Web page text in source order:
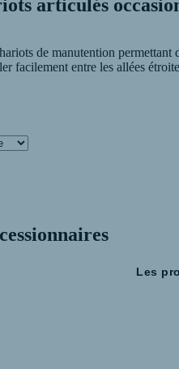
articulés
de manutention
facilement entre les allées
Catherine est là pour vous
Les